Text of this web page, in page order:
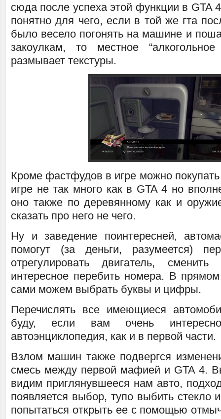
сюда после успеха этой функции в GTA
понятно для чего, если в той же гта
было весело погонять на машине и
закоулкам, то местное
размывает текстуры.
Кроме фастфудов в игре можно покупать
игре не так много как в GTA 4 но
оно также по деревянному как и
сказать про него не чего.
Ну и заведение поинтересней,
помогут (за деньги, разумеется)
отрегулировать двигатель,
интересное перебить номера. В
сами можем выбрать буквы и цифры.
Перечислять все имеющиеся
буду, если вам очень
автоэнциклопедия, как и в первой части.
Взлом машин также подвергся
смесь между первой мафией и GTA 4.
видим приглянувшееся нам авто,
появляется выбор, тупо выбить стекло
попытаться открыть ее с помощью